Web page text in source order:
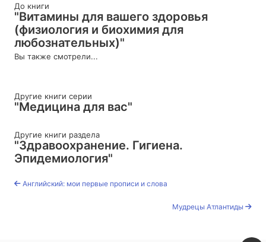
До книги
"Витамины для вашего здоровья
(физиология и биохимия для
любознательных)"
Вы также смотрели...
Другие книги серии
"Медицина для вас"
Другие книги раздела
"Здравоохранение. Гигиена.
Эпидемиология"
Английский: мои первые прописи и слова
Мудрецы Атлантиды